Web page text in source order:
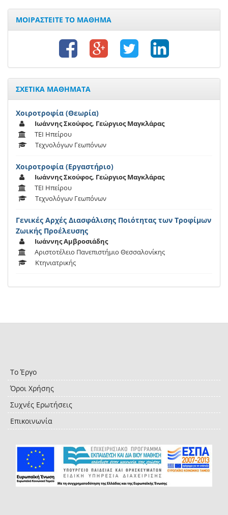
ΜΟΙΡΑΣΤΕΙΤΕ ΤΟ ΜΑΘΗΜΑ
ΣΧΕΤΙΚΑ ΜΑΘΗΜΑΤΑ
Χοιροτροφία (Θεωρία)
Ιωάννης Σκούφος, Γεώργιος Μαγκλάρας
ΤΕΙ Ηπείρου
Τεχνολόγων Γεωπόνων
Χοιροτροφία (Εργαστήριο)
Ιωάννης Σκούφος, Γεώργιος Μαγκλάρας
ΤΕΙ Ηπείρου
Τεχνολόγων Γεωπόνων
Γενικές Αρχές Διασφάλισης Ποιότητας των Τροφίμων
Ζωικής Προέλευσης
Ιωάννης Αμβροσιάδης
Αριστοτέλειο Πανεπιστήμιο Θεσσαλονίκης
Κτηνιατρικής
Το Έργο
Όροι Χρήσης
Συχνές Ερωτήσεις
Επικοινωνία